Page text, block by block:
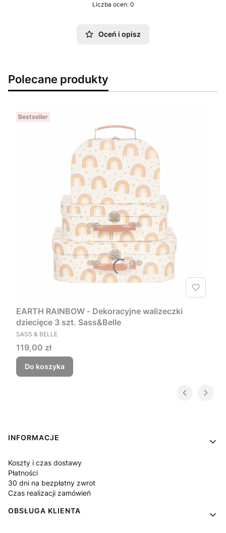
Liczba ocen: 0
Oceń i opisz
Polecane produkty
Bestseller
EARTH RAINBOW - Dekoracyjne walizeczki
dziecięce 3 szt. Sass&Belle
PRODUCENT
SASS & BELLE
Cena
119,00 zł
Do koszyka
Linki w stopce
INFORMACJE
Koszty i czas dostawy
Płatności
30 dni na bezpłatny zwrot
Czas realizacji zamówień
OBSŁUGA KLIENTA